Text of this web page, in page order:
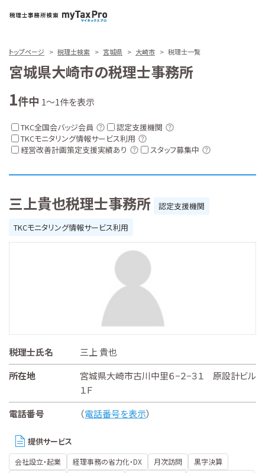
トップページ 税理士検索 宮城県 大崎市 税理士一覧
宮城県大崎市の税理士事務所
1件中 1～1件を表示
TKC全国会バッジ会員
認定支援機関
TKCモニタリング情報サービス利用
経営改善計画策定支援実績あり
スタッフ募集中
三上貴也税理士事務所
認定支援機関
TKCモニタリング情報サービス利用
税理士氏名
三上 貴也
所在地
宮城県大崎市古川中里６−２−３１ 原設計ビル
１Ｆ
電話番号
（電話番号を表示）
提供サービス
会社設立・起業 経理事務の省力化・DX 月次訪問
黒字決算